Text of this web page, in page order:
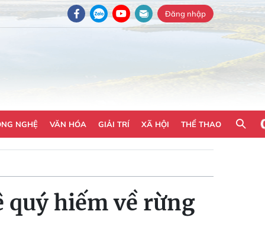
Đăng nhập
NGHỆ VĂN HÓA GIẢI TRÍ XÃ HỘI THỂ THAO
quý hiếm về rừng